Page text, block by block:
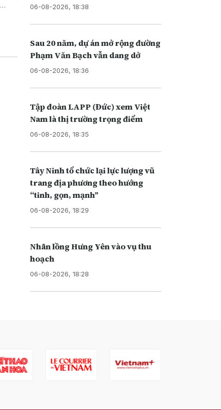
06-08-2026, 18:38
Sau 20 năm, dự án mở rộng đường
Phạm Văn Bạch vẫn dang dở
06-08-2026, 18:36
Tập đoàn LAPP (Đức) xem Việt
Nam là thị trường trọng điểm
06-08-2026, 18:35
Tây Ninh tổ chức lại lực lượng vũ
trang địa phương theo hướng
“tinh, gọn, mạnh”
06-08-2026, 18:29
Nhãn lồng Hưng Yên vào vụ thu
hoạch
06-08-2026, 18:28